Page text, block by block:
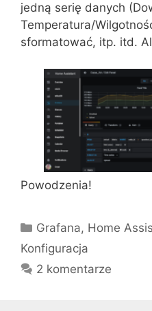
jedną serię danych
Temperatura/
sformatować, itp. itd.
Powodzenia!
Kategorie
Grafana, Home
Konfiguracja
2 komentarze